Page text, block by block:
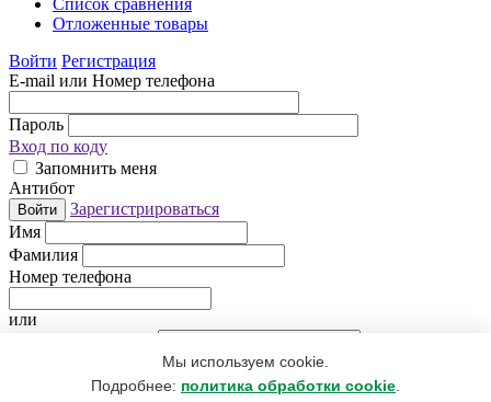
Мы используем cookie.
Подробнее: политика обработки cookie
Список сравнения
Отложенные товары
Войти Регистрация
E-mail или Номер телефона
Пароль
Вход по коду
Запомнить меня
Антибот
Войти
Зарегистрироваться
Имя
Фамилия
Номер телефона
или